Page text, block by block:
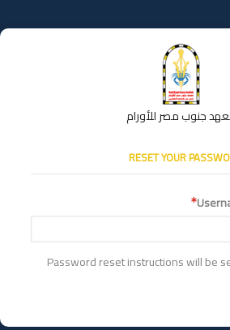
جنوب مصر للأورام
RESET YOUR
Password reset instructions will be